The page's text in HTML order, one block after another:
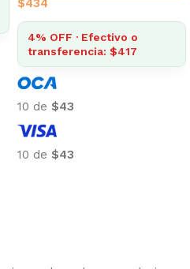
$434
4% OFF · Efectivo o
transferencia: $417
10 de $43
10 de $43